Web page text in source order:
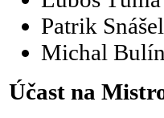
Patrik Snášel
Michal
Účast na